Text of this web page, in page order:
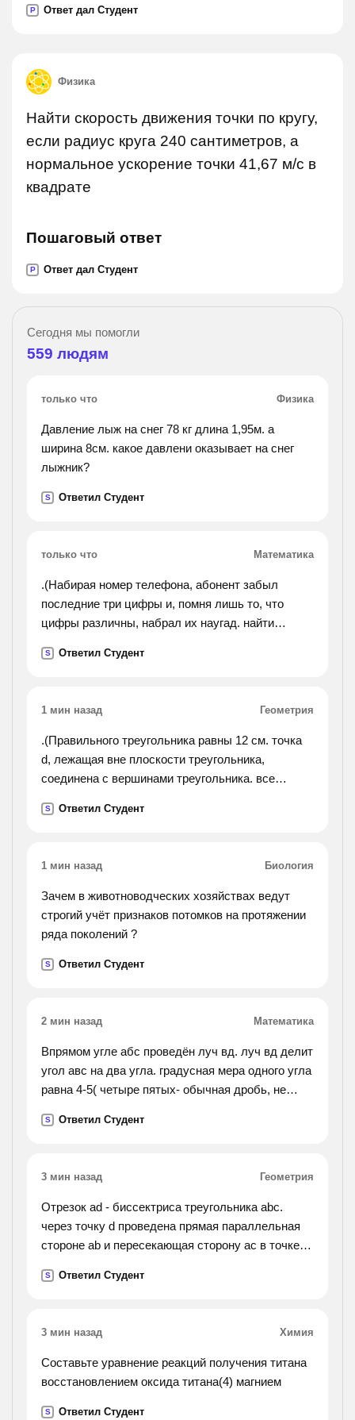
P Ответ дал Студент
Физика
Найти скорость движения точки по кругу,
если радиус круга 240 сантиметров, а
нормальное ускорение точки 41,67 м/с в
квадрате
Пошаговый ответ
P Ответ дал Студент
Сегодня мы помогли
559 людям
только что Физика
Давление лыж на снег 78 кг длина 1,95м. а
ширина 8см. какое давлени оказывает на снег
лыжник?
S Ответил Студент
только что Математика
.(Набирая номер телефона, абонент забыл
последние три цифры и, помня лишь то, что
цифры различны, набрал их наугад. найти
S Ответил Студент
1 мин назад Геометрия
.(Правильного треугольника равны 12 см. точка
d, лежащая вне плоскости треугольника,
соединена с вершинами треугольника. все
45(градусов).найдите расстояние от точки d до:
такими: 1) 4√6. 2)2√15).
S Ответил Студент
1 мин назад Биология
Зачем в животноводческих хозяйствах ведут
строгий учёт признаков потомков на протяжении
ряда поколений ?
S Ответил Студент
2 мин назад Математика
Впрямом угле абс проведён луч вд. луч вд делит
угол авс на два угла. градусная мера одного угла
равна 4-5( четыре пятых- обычная дробь, не
градусную меру каждого угла составив
S Ответил Студент
3 мин назад Геометрия
Отрезок ad - биссектриса треугольника abc.
через точку d проведена прямая параллельная
стороне ab и пересекающая сторону ac в точке f.
72 градуса.
S Ответил Студент
3 мин назад Химия
Составьте уравнение реакций получения титана
восстановлением оксида титана(4) магнием
S Ответил Студент